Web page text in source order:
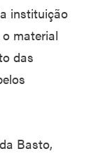
instituição
material
das
Basto,